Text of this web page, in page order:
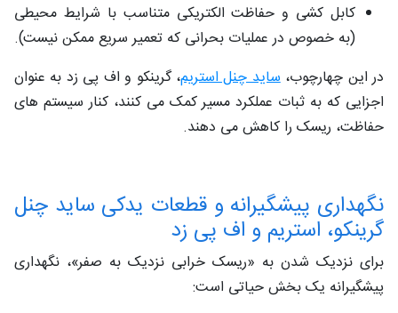
کابل ‌کشی و حفاظت الکتریکی متناسب با شرایط محیطی
(به ‌خصوص در عملیات بحرانی که تعمیر سریع ممکن نیست).
در این چهارچوب،ساید چنل استریم، گرینکو و اف ‌پی‌ زد به‌ عنوان
اجزایی که به ثبات عملکرد مسیر کمک می‌ کنند، کنار سیستم ‌های
حفاظت، ریسک را کاهش می‌ دهند.
نگهداری پیشگیرانه و قطعات یدکی ساید چنل‌
گرینکو، استریم و اف ‌پی ‌زد
برای نزدیک شدن به «ریسک خرابی نزدیک به صفر»، نگهداری
پیشگیرانه یک بخش حیاتی است: